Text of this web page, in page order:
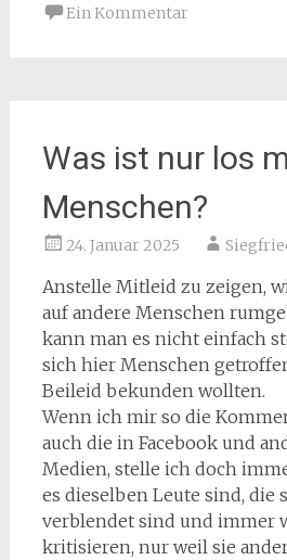
Ein Kommentar
Was ist nur los
Menschen?
24. Januar 2025
Anstelle Mitleid zu zeigen,
auf andere Menschen
kann man es nicht einfach
sich hier Menschen
Beileid bekunden wollten.
Wenn ich mir so die
auch die in Facebook und
Medien, stelle ich doch
es dieselben Leute sind, die
verblendet sind und immer
kritisieren, nur weil sie